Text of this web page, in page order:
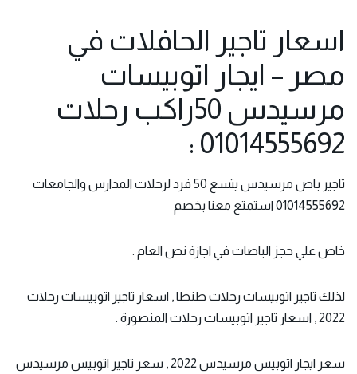
اسعار تاجير الحافلات في
مصر – ايجار اتوبيسات
مرسيدس 50راكب رحلات
01014555692 :
تاجير باص مرسيدس
يتسع 50 فرد لرحلات المدارس والجامعات
01014555692 استمتع معنا بخصم
خاص علي حجز الباصات في اجازة نص العام .
لذلك تاجير اتوبيسات رحلات طنطا , اسعار تاجير اتوبيسات رحلات
2022 , اسعار تاجير اتوبيسات رحلات المنصورة .
سعر ايجار اتوبيس مرسيدس 2022 , سعر تاجير اتوبيس مرسيدس